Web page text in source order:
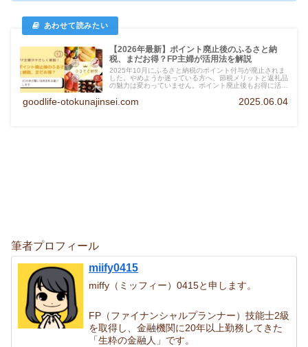
【2026年最新】ポイント廃止後のふるさと納
税、まだお得？FP主婦が活用法を解説
2025年10月にふるさと納税のポイント付与が廃止されま
した。やめようか迷っている方へ、節税メリットと返礼品
の魅力は変わっていません。ポイント廃止後もお得に活用
す。
goodlife-otokunajinsei.com 2025.06.04
筆者プロフィール
miify0415
miffy（ミッフィー）0415と申します。
FP（ファイナンシャルプランナー）技能士2級
を取得し、金融機関に20年以上勤務してきた
「生粋の金融人」です。